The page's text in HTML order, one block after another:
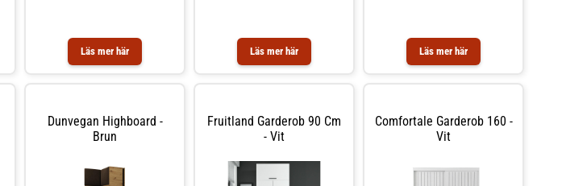
Läs mer här Läs mer här Läs mer här
Dunvegan Highboard -
Brun
Fruitland Garderob 90 Cm
- Vit
Comfortale Garderob 160 -
Vit